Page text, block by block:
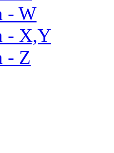
- W
- X,Y
- Z